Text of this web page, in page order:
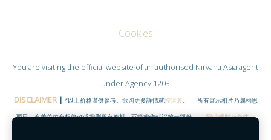
Cookies
You are visiting the official website of an authorised Nirvana Asia agent
under Agency 1203
DISCLAIMER| *以上价格谨供参考。欲询更多詳情就按這裏。 | 所有展示相片乃属构思
而已，有关单位有权修改或增删所有资料。不能构作献议的一部份。 |附带规则与条件。